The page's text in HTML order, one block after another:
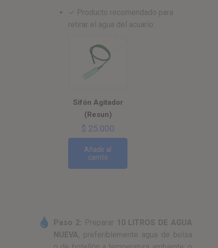
✓ Producto recomendado para
retirar el agua del acuario:
Sifón Agitador
(Resun)
$ 25.000
Añadir al
carrito
Paso 2: Preparar 10 LITROS DE AGUA
NUEVA, preferiblemente agua de bolsa